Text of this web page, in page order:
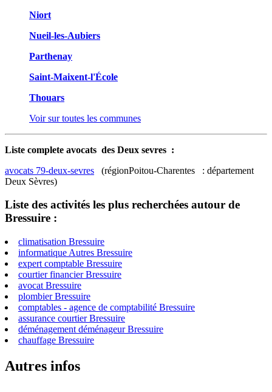
Niort
Nueil-les-Aubiers
Parthenay
Saint-Maixent-l'École
Thouars
Voir sur toutes les communes
Liste complete avocats des Deux sevres :
avocats 79-deux-sevres (régionPoitou-Charentes : département
Deux Sèvres)
Liste des activités les plus recherchées autour de
Bressuire :
climatisation Bressuire
informatique Autres Bressuire
expert comptable Bressuire
courtier financier Bressuire
avocat Bressuire
plombier Bressuire
comptables - agence de comptabilité Bressuire
assurance courtier Bressuire
déménagement déménageur Bressuire
chauffage Bressuire
Autres infos